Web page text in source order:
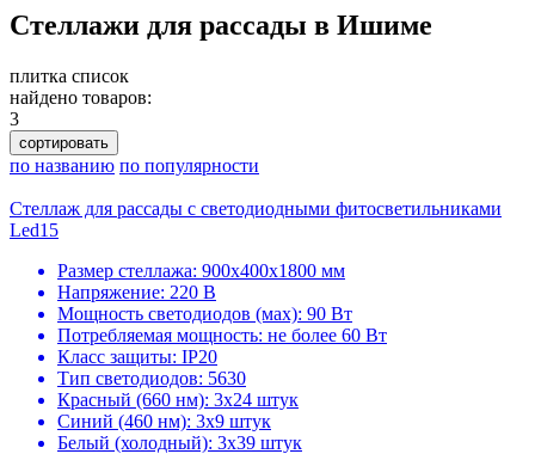
Стеллажи для рассады в Ишиме
плитка список
найдено товаров:
3
сортировать
по названию по популярности
Стеллаж для рассады с светодиодными фитосветильниками
Led15
Размер стеллажа: 900х400х1800 мм
Напряжение: 220 В
Мощность светодиодов (мах): 90 Вт
Потребляемая мощность: не более 60 Вт
Класс защиты: IP20
Тип светодиодов: 5630
Красный (660 нм): 3х24 штук
Синий (460 нм): 3х9 штук
Белый (холодный): 3х39 штук